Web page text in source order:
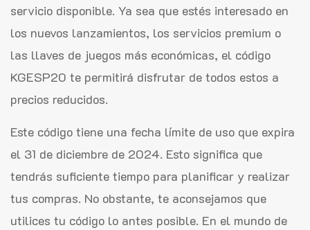
servicio disponible. Ya sea que estés interesado en
los nuevos lanzamientos, los servicios premium o
las llaves de juegos más económicas, el código
KGESP20 te permitirá disfrutar de todos estos a
precios reducidos.
Este código tiene una fecha límite de uso que expira
el 31 de diciembre de 2024. Esto significa que
tendrás suficiente tiempo para planificar y realizar
tus compras. No obstante, te aconsejamos que
utilices tu código lo antes posible. En el mundo de